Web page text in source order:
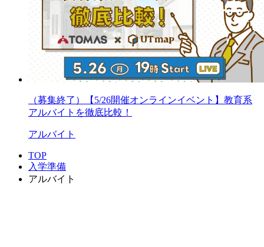
（募集終了）【5/26開催オンラインイベント】教育系
アルバイトを徹底比較！
アルバイト
TOP
入学準備
アルバイト